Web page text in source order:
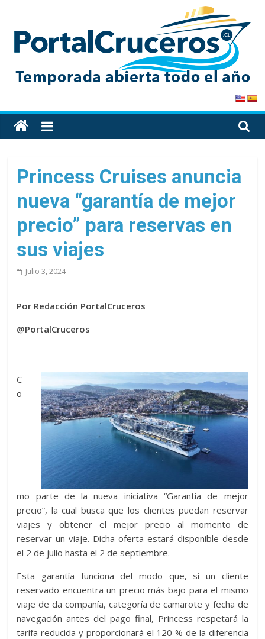
content
PortalCruceros
Toda
la
de
cruceros
en
un
solo
sitio
Princess Cruises anuncia
nueva “garantía de mejor
precio” para reservas en
sus viajes
Julio 3, 2024
Por Redacción PortalCruceros
@PortalCruceros
C
o
mo parte de la nueva iniciativa “Garantía de mejor
precio”, la cual busca que los clientes puedan reservar
viajes y obtener el mejor precio al momento de
reservar un viaje. Dicha oferta estará disponible desde
el 2 de julio hasta el 2 de septiembre.
Esta garantía funciona del modo que, si un cliente
reservado encuentra un precio más bajo para el mismo
viaje de da compañía, categoría de camarote y fecha de
navegación antes del pago final, Princess respetará la
tarifa reducida y proporcionará el 120 % de la diferencia